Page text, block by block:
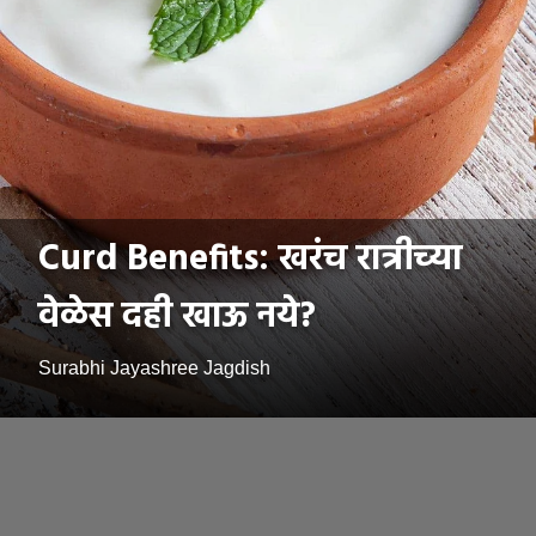
Curd Benefits: खरंच रात्रीच्या
वेळेस दही खाऊ नये?
Surabhi Jayashree Jagdish